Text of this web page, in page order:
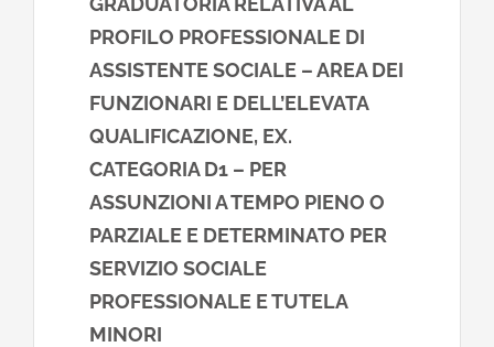
PROFILO PROFESSIONALE DI
ASSISTENTE SOCIALE – AREA DEI
FUNZIONARI E DELL’ELEVATA
QUALIFICAZIONE, EX.
CATEGORIA D1 – PER
ASSUNZIONI A TEMPO PIENO O
PARZIALE E DETERMINATO PER
SERVIZIO SOCIALE
PROFESSIONALE E TUTELA
MINORI